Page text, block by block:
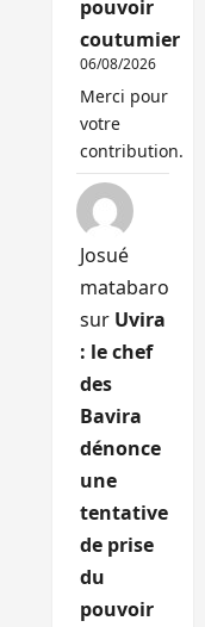
pouvoir
coutumier
06/08/2026
Merci pour
votre
contribution.
Josué
matabaro
sur Uvira
: le chef
des
Bavira
dénonce
une
tentative
de prise
du
pouvoir